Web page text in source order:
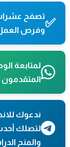
✅تصفح عشرات
وفرص العمل
لمتابعة
المتقدمون
ندعوك
لتصلك أحدث
والمنح